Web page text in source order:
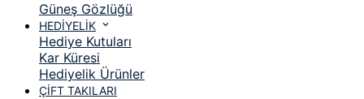
Güneş Gözlüğü
HEDİYELİK
Hediye Kutuları
Kar Küresi
Hediyelik Ürünler
ÇİFT TAKILARI